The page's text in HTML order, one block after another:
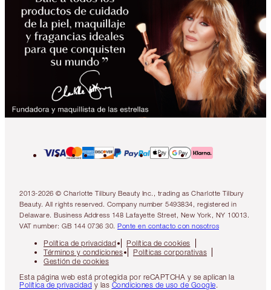
2013-2026 © Charlotte Tilbury Beauty Inc., trading as Charlotte Tilbury
Beauty. All rights reserved. Company number 5493834, registered in
Delaware. Business Address 148 Lafayette Street, New York, NY 10013.
VAT number: GB 144 0736 30. Ponte en contacto con nosotros
Política de privacidad
Política de cookies
Términos y condiciones
Políticas corporativas
Gestión de cookies
Esta página web está protegida por reCAPTCHA y se aplican la
Política de privacidad y las Condiciones de uso de Google.